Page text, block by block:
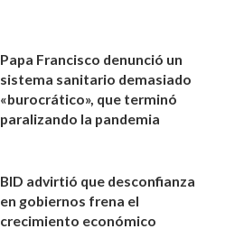
Papa Francisco denunció un
sistema sanitario demasiado
«burocrático», que terminó
paralizando la pandemia
BID advirtió que desconfianza
en gobiernos frena el
crecimiento económico